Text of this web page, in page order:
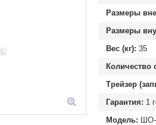
Размеры
Размеры
Вес (кг): 35
Количество
Трейзер
Гарантия: 1
Модель: